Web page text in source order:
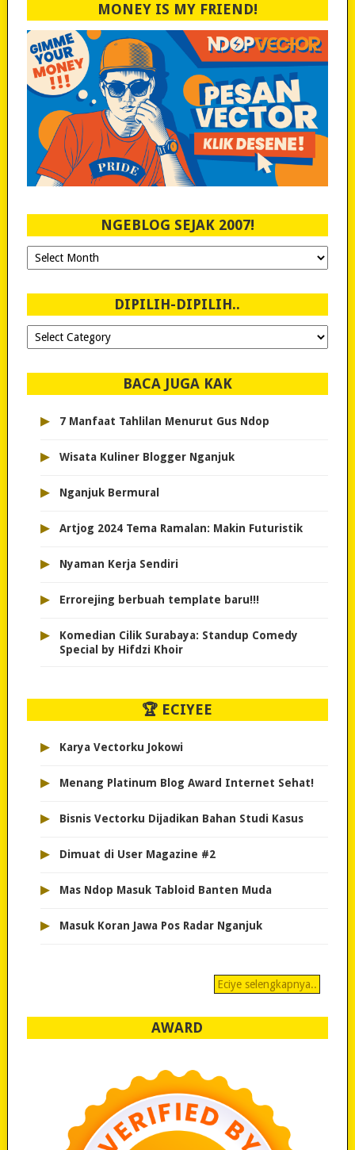
MONEY IS MY FRIEND!
NGEBLOG SEJAK 2007!
Ngeblog
Sejak
DIPILIH-DIPILIH..
Dipilih-
dipilih..
BACA JUGA KAK
▸ 7 Manfaat Tahlilan Menurut Gus Ndop
▸ Wisata Kuliner Blogger Nganjuk
▸ Nganjuk Bermural
▸ Artjog 2024 Tema Ramalan: Makin Futuristik
▸ Nyaman Kerja Sendiri
▸ Errorejing berbuah template baru!!!
▸
Komedian Cilik Surabaya: Standup Comedy
Special by Hifdzi Khoir
🏆 ECIYEE
▸ Karya Vectorku Jokowi
▸ Menang Platinum Blog Award Internet Sehat!
▸ Bisnis Vectorku Dijadikan Bahan Studi Kasus
▸ Dimuat di User Magazine #2
▸ Mas Ndop Masuk Tabloid Banten Muda
▸ Masuk Koran Jawa Pos Radar Nganjuk
Eciye selengkapnya..
AWARD